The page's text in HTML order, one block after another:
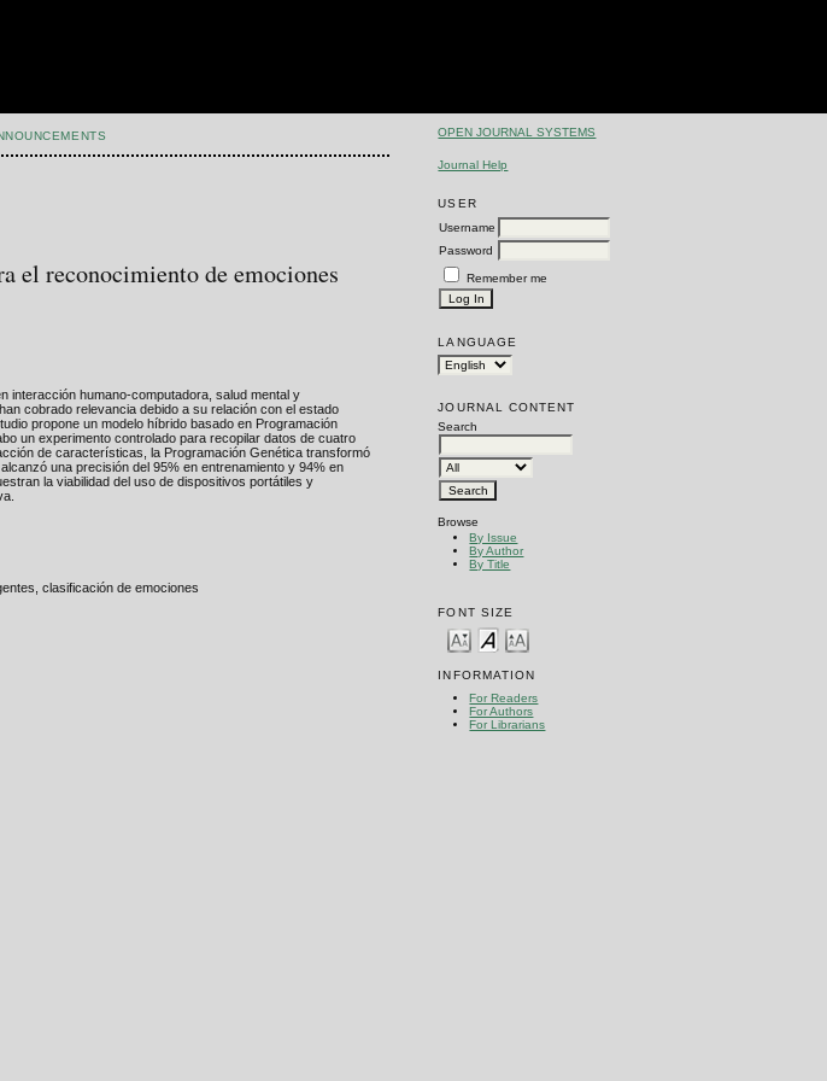
OPEN JOURNAL SYSTEMS
Journal Help
USER
Username
Password
Remember me
LANGUAGE
JOURNAL CONTENT
Search
Browse
By Issue
By Author
By Title
FONT SIZE
INFORMATION
For Readers
For Authors
For Librarians
el reconocimiento de emociones
interacción humano-computadora, salud mental y
cobrado relevancia debido a su relación con el estado
propone un modelo híbrido basado en Programación
un experimento controlado para recopilar datos de cuatro
de características, la Programación Genética transformó
una precisión del 95% en entrenamiento y 94% en
la viabilidad del uso de dispositivos portátiles y
clasificación de emociones